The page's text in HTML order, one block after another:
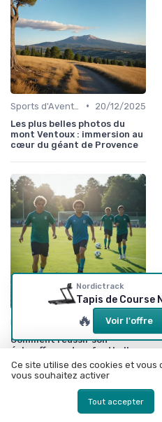
•
20/12/2025
Les plus belles photos du
mont Ventoux : immersion au
cœur du géant de Provence
Entraînement et Techniques
11/12/2025
Comment réussir son
échauffement au football
avec ballon
Nordictrack
Tapis de Course
🔥 Voir l'offre
Ce site utilise des cookies et vous
vous souhaitez activer
Tout accepter